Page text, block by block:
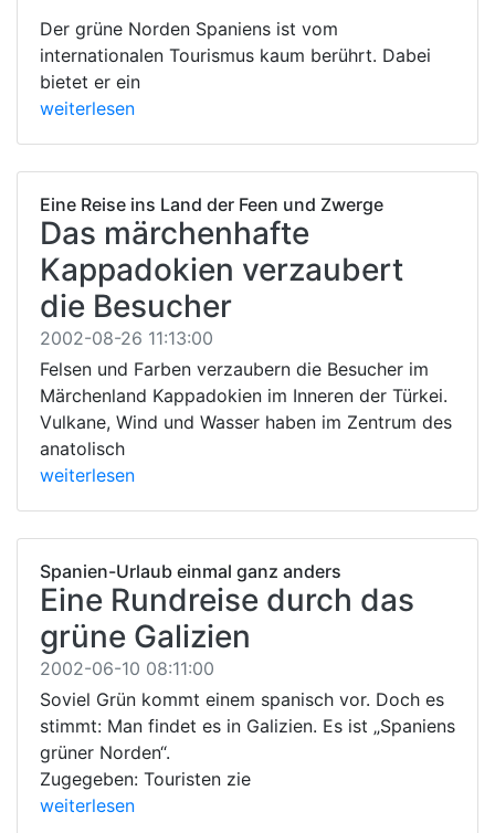
Der grüne Norden Spaniens ist vom
internationalen Tourismus kaum berührt. Dabei
bietet er ein
weiterlesen
Eine Reise ins Land der Feen und Zwerge
Das märchenhafte
Kappadokien verzaubert
die Besucher
2002-08-26 11:13:00
Felsen und Farben verzaubern die Besucher im
Märchenland Kappadokien im Inneren der Türkei.
Vulkane, Wind und Wasser haben im Zentrum des
anatolisch
weiterlesen
Spanien-Urlaub einmal ganz anders
Eine Rundreise durch das
grüne Galizien
2002-06-10 08:11:00
Soviel Grün kommt einem spanisch vor. Doch es
stimmt: Man findet es in Galizien. Es ist „Spaniens
grüner Norden“.
Zugegeben: Touristen zie
weiterlesen